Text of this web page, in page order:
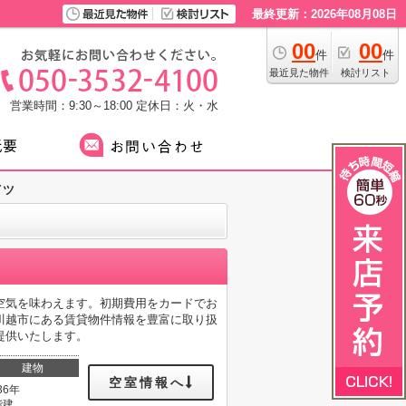
最終更新：2026年08月08日
00件
最近見た物件
00件
検討リスト
営業時間：9:30～18:00 定休日：火・水
を味わえます。初期費用をカードでお
市にある賃貸物件情報を豊富に取り扱
いたします。
建物
年
空室情報へ